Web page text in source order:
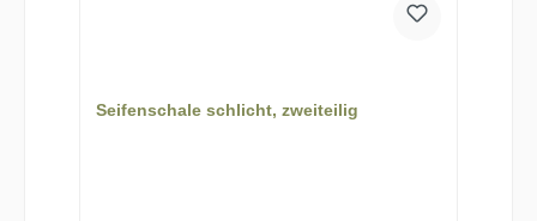
Seifenschale schlicht, zweiteilig